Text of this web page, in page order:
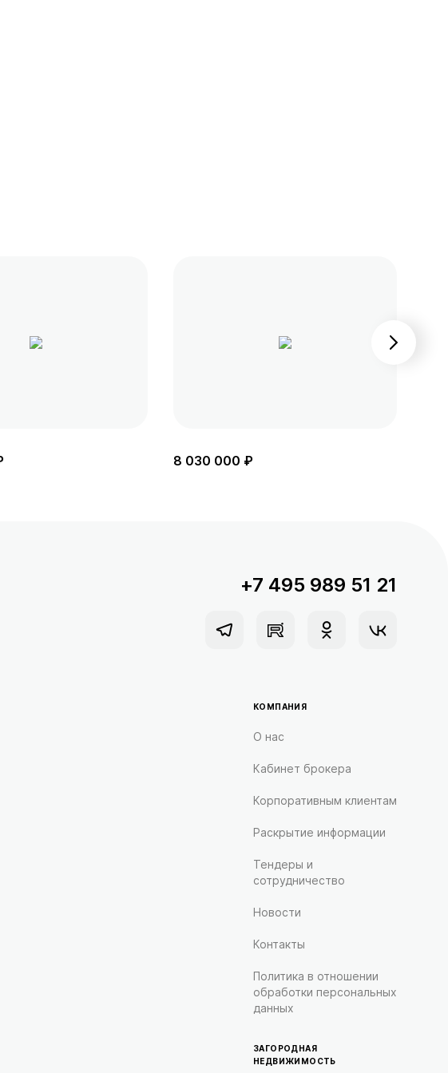
8 030 000 ₽
+7 495 989 51 21
КОМПАНИЯ
О нас
Кабинет брокера
Корпоративным клиентам
Раскрытие информации
Тендеры и
сотрудничество
Новости
Контакты
Политика в отношении
обработки персональных
данных
ЗАГОРОДНАЯ
НЕДВИЖИМОСТЬ